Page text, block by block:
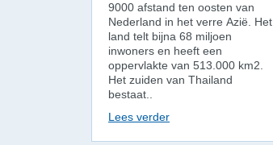
9000 afstand ten oosten van
Nederland in het verre Azië. Het
land telt bijna 68 miljoen
inwoners en heeft een
oppervlakte van 513.000 km2.
Het zuiden van Thailand
bestaat..
Lees verder